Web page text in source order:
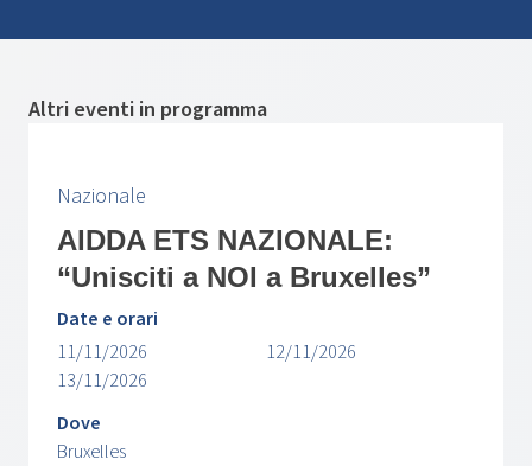
Altri eventi in programma
Nazionale
AIDDA ETS NAZIONALE:
“Unisciti a NOI a Bruxelles”
Date e orari
11/11/2026
12/11/2026
13/11/2026
Dove
Bruxelles